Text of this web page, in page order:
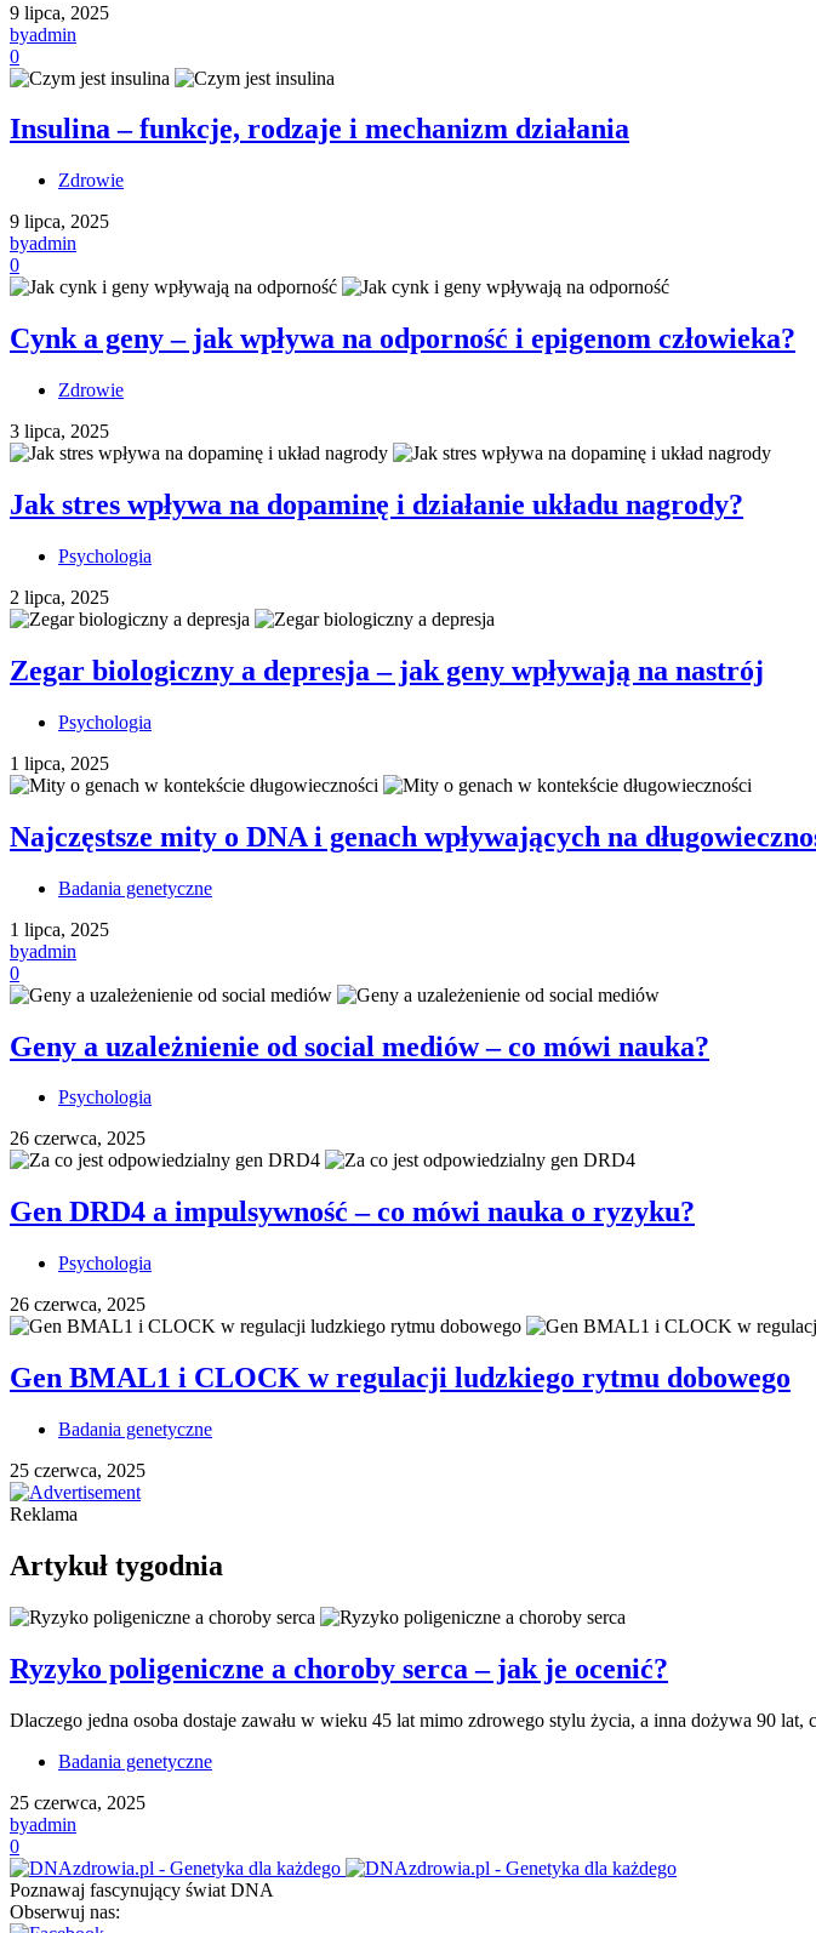
9 lipca, 2025
byadmin
0
Insulina – funkcje, rodzaje i mechanizm działania
Zdrowie
9 lipca, 2025
byadmin
0
Cynk a geny – jak wpływa na odporność i epigenom człowieka?
Zdrowie
3 lipca, 2025
Jak stres wpływa na dopaminę i działanie układu nagrody?
Psychologia
2 lipca, 2025
Zegar biologiczny a depresja – jak geny wpływają na nastrój
Psychologia
1 lipca, 2025
Najczęstsze mity o DNA i genach wpływających na
Badania genetyczne
1 lipca, 2025
byadmin
0
Geny a uzależnienie od social mediów – co mówi nauka?
Psychologia
26 czerwca, 2025
Gen DRD4 a impulsywność – co mówi nauka o ryzyku?
Psychologia
26 czerwca, 2025
Gen BMAL1 i CLOCK w regulacji ludzkiego rytmu dobowego
Badania genetyczne
25 czerwca, 2025
Reklama
Artykuł tygodnia
Ryzyko poligeniczne a choroby serca – jak je ocenić?
Dlaczego jedna osoba dostaje zawału w wieku 45 lat mimo zdrowego stylu życia, a inna dożywa 90
Badania genetyczne
25 czerwca, 2025
byadmin
0
Poznawaj fascynujący świat DNA
Obserwuj nas: